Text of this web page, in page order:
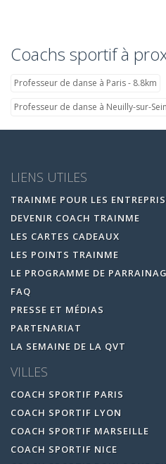
Coachs sportif à
Professeur de danse à Paris - 8.8km
Professeur de danse à Neuilly-sur-
LIENS UTILES
TRAINME POUR LES
DEVENIR COACH TRAINME
LES CARTES CADEAUX
LES POINTS TRAINME
LE PROGRAMME DE
FAQ
PRESSE ET MÉDIAS
PARTENARIAT
LA SEMAINE DE LA QVT
VILLES
COACH SPORTIF PARIS
COACH SPORTIF LYON
COACH SPORTIF MARSEILLE
COACH SPORTIF NICE